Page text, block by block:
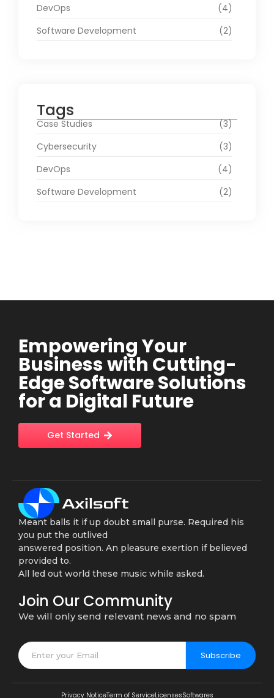
DevOps
(4)
Software Development
(2)
Tags
Case Studies
(3)
Cybersecurity
(3)
DevOps
(4)
Software Development
(2)
Empowering Your
Business with Cutting-
Edge Software Solutions
for a Digital Future
Get Started
Meant balls it if up doubt small purse. Required his
you put the outlived
answered position. An pleasure exertion if believed
provided to.
All led out world these music while asked.
Join Our Community
We will only send relevant news and no spam
Subscribe
Privacy NoticeTerm of ServiceLicensesSoftwares